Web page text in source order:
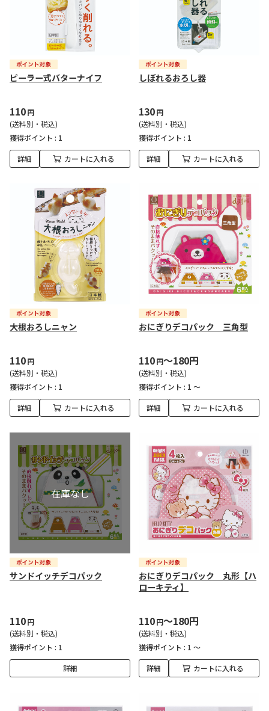
ピーラー式バターナイフ
110円
(送料別・税込)
獲得ポイント : 1
詳細 カートに入れる
しぼれるおろし器
130円
(送料別・税込)
獲得ポイント : 1
詳細 カートに入れる
大根おろしニャン
110円
(送料別・税込)
獲得ポイント : 1
詳細 カートに入れる
おにぎりデコパック 三角型
110円～180円
(送料別・税込)
獲得ポイント : 1 ～
詳細 カートに入れる
サンドイッチデコパック
110円
(送料別・税込)
獲得ポイント : 1
詳細
おにぎりデコパック 丸形【ハ
ローキティ】
110円～180円
(送料別・税込)
獲得ポイント : 1 ～
詳細 カートに入れる